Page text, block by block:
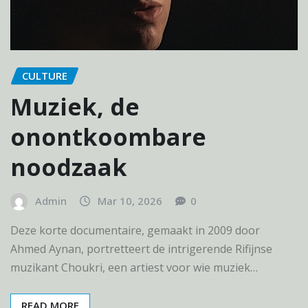
CULTURE
Muziek, de
onontkoombare
noodzaak
Admin Mar 10, 2026 0
Deze korte documentaire, gemaakt in 2009 door
Ahmed Aynan, portretteert de intrigerende Rifijnse
muzikant Choukri, een artiest voor wie muziek…